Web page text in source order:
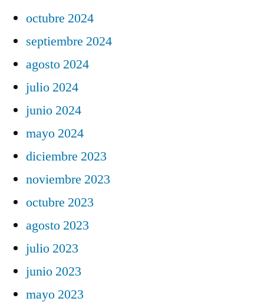
octubre 2024
septiembre 2024
agosto 2024
julio 2024
junio 2024
mayo 2024
diciembre 2023
noviembre 2023
octubre 2023
agosto 2023
julio 2023
junio 2023
mayo 2023